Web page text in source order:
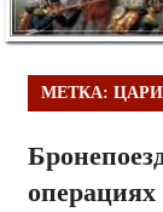
МЕТКА: